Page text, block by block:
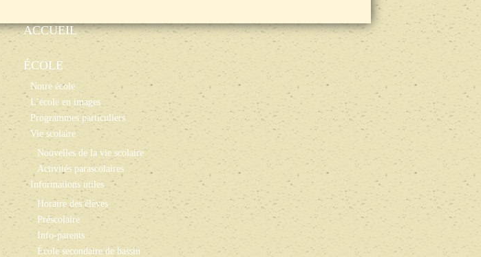
ACCUEIL
ÉCOLE
Notre école
L’école en images
Programmes particuliers
Vie scolaire
Nouvelles de la vie scolaire
Activités parascolaires
Informations utiles
Horaire des élèves
Préscolaire
Info-parents
École secondaire de bassin